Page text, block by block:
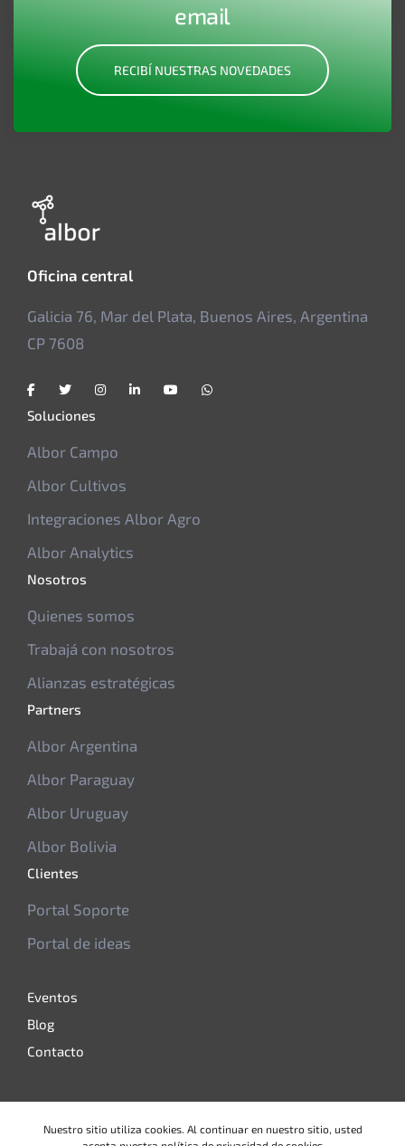
email
RECIBÍ NUESTRAS NOVEDADES
Oficina central
Galicia 76, Mar del Plata, Buenos Aires, Argentina
CP 7608
Soluciones
Albor Campo
Albor Cultivos
Integraciones Albor Agro
Albor Analytics
Nosotros
Quienes somos
Trabajá con nosotros
Alianzas estratégicas
Partners
Albor Argentina
Albor Paraguay
Albor Uruguay
Albor Bolivia
Clientes
Portal Soporte
Portal de ideas
Eventos
Blog
Contacto
Política de Calidad
Nuestro sitio utiliza cookies. Al continuar en nuestro sitio, usted